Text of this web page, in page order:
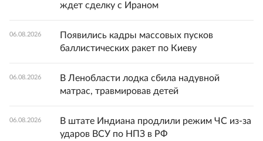
ждет сделку с Ираном
06.08.2026
Появились кадры массовых пусков
баллистических ракет по Киеву
06.08.2026
В Ленобласти лодка сбила надувной
матрас, травмировав детей
06.08.2026
В штате Индиана продлили режим ЧС из-за
ударов ВСУ по НПЗ в РФ